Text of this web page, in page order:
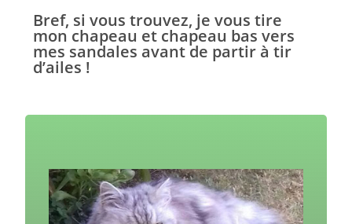
Bref, si vous trouvez, je vous tire
mon chapeau et chapeau bas vers
mes sandales avant de partir à tir
d’ailes !
2) Her mess